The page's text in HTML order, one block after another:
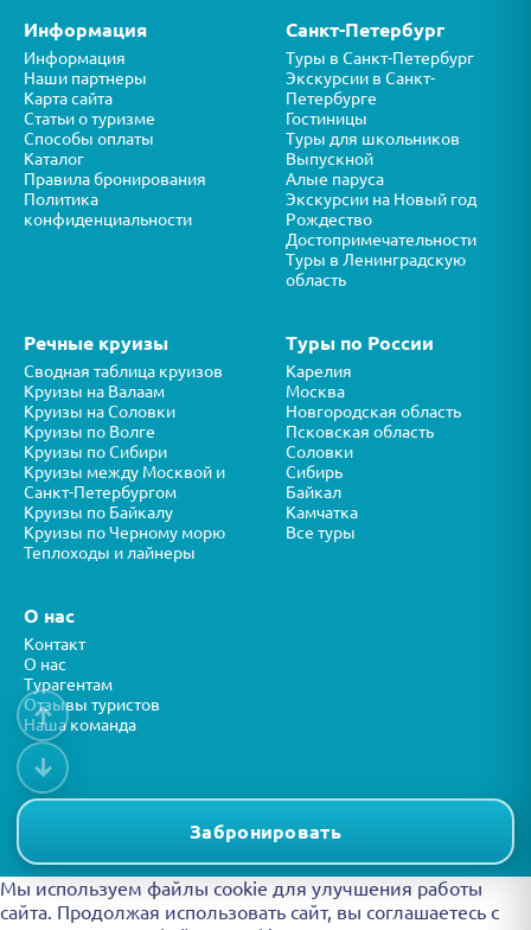
Забронировать
Информация
Информация
Наши партнеры
Карта сайта
Статьи о туризме
Способы оплаты
Каталог
Правила бронирования
Политика
конфиденциальности
Санкт-Петербург
Туры в Санкт-Петербург
Экскурсии в Санкт-
Петербурге
Гостиницы
Туры для школьников
Выпускной
Алые паруса
Экскурсии на Новый год
Рождество
Достопримечательности
Туры в Ленинградскую
область
Речные круизы
Сводная таблица круизов
Круизы на Валаам
Круизы на Соловки
Круизы по Волге
Круизы по Сибири
Круизы между Москвой и
Санкт-Петербургом
Круизы по Байкалу
Круизы по Черному морю
Теплоходы и лайнеры
Туры по России
Карелия
Москва
Новгородская область
Псковская область
Соловки
Сибирь
Байкал
Камчатка
Все туры
О нас
Контакт
О нас
Турагентам
Отзывы туристов
Наша команда
Представленная на сайте информация носит справочный характер и
не является публичной офертой.
↑
↓
Мы используем файлы cookie для улучшения работы
сайта. Продолжая использовать сайт, вы соглашаетесь с